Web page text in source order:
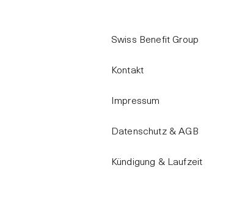
Swiss Benefit Group
Kontakt
Impressum
Datenschutz & AGB
Kündigung & Laufzeit